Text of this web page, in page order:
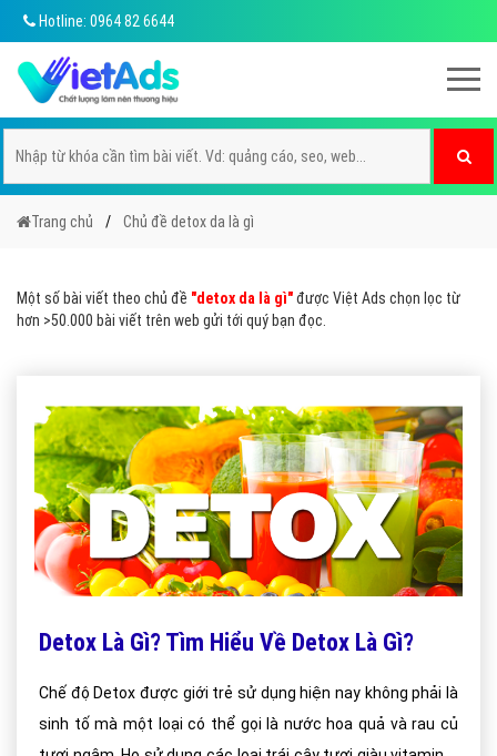
Hotline: 0964 82 6644
Trang chủ Chủ đề detox da là gì
Một số bài viết theo chủ đề "detox da là gì"được Việt Ads chọn lọc từ
hơn >50.000 bài viết trên web gửi tới quý bạn đọc.
Detox Là Gì? Tìm Hiểu Về Detox Là Gì?
Chế độ Detox được giới trẻ sử dụng hiện nay không phải là
sinh tố mà một loại có thể gọi là nước hoa quả và rau củ